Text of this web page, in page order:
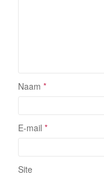
Naam *
E-mail *
Site